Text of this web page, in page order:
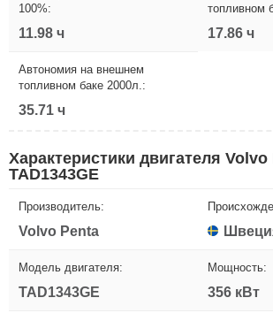
100%:
11.98 ч
топливном
17.86 ч
Автономия на внешнем
топливном баке 2000л.:
35.71 ч
Характеристики двигателя Volvo
TAD1343GE
Производитель:
Volvo Penta
Модель двигателя:
TAD1343GE
Мощность:
356 кВт